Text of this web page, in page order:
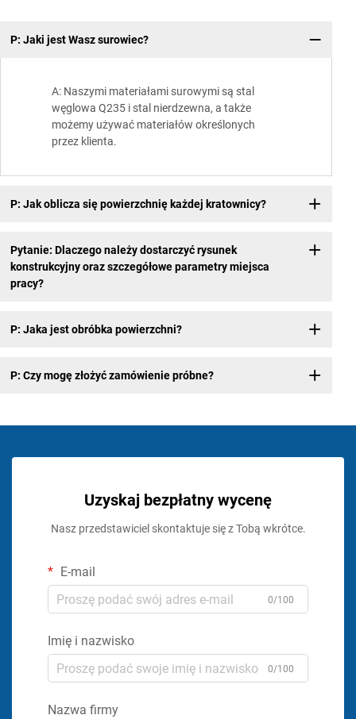
P: Jaki jest Wasz surowiec?
A: Naszymi materiałami surowymi są stal
węglowa Q235 i stal nierdzewna, a także
możemy używać materiałów określonych
przez klienta.
P: Jak oblicza się powierzchnię każdej kratownicy?
Pytanie: Dlaczego należy dostarczyć rysunek
konstrukcyjny oraz szczegółowe parametry miejsca
pracy?
P: Jaka jest obróbka powierzchni?
P: Czy mogę złożyć zamówienie próbne?
Uzyskaj bezpłatny wycenę
Nasz przedstawiciel skontaktuje się z Tobą wkrótce.
E-mail
0/100
Imię i nazwisko
0/100
Nazwa firmy